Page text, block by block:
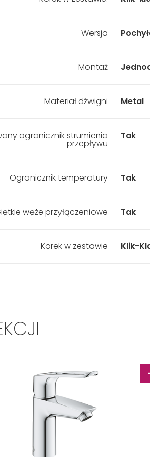
Wersja
Montaż
Materiał dźwigni Metal
ogranicznik strumienia
przepływu
Tak
Ogranicznik temperatury Tak
węże przyłączeniowe Tak
Korek w zestawie Klik-